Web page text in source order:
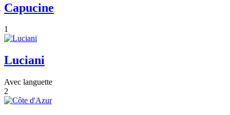
Capucine
1
Luciani
Avec languette
2